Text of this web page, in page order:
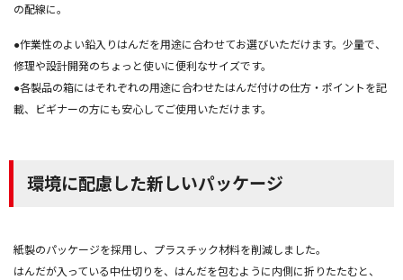
の配線に。
●作業性のよい鉛入りはんだを用途に合わせてお選びいただけます。少量で、
修理や設計開発のちょっと使いに便利なサイズです。
●各製品の箱にはそれぞれの用途に合わせたはんだ付けの仕方・ポイントを記
載、ビギナーの方にも安心してご使用いただけます。
環境に配慮した新しいパッケージ
紙製のパッケージを採用し、プラスチック材料を削減しました。
はんだが入っている中仕切りを、はんだを包むように内側に折りたたむと、